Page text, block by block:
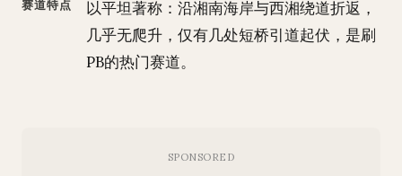
赛道特点
以平坦著称：沿湘南海岸与西湘绕道折返，
几乎无爬升，仅有几处短桥引道起伏，是刷
PB的热门赛道。